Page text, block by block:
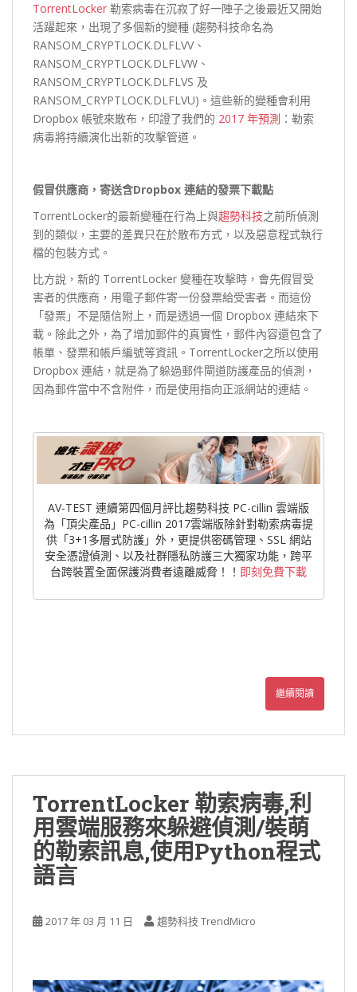
TorrentLocker 勒索病毒在沉寂了好一陣子之後最近又開始
活躍起來，出現了多個新的變種 (趨勢科技命名為
RANSOM_CRYPTLOCK.DLFLVV、
RANSOM_CRYPTLOCK.DLFLVW、
RANSOM_CRYPTLOCK.DLFLVS 及
RANSOM_CRYPTLOCK.DLFLVU)。這些新的變種會利用
Dropbox 帳號來散布，印證了我們的 2017 年預測 ：勒索
病毒將持續演化出新的攻擊管道。
假冒供應商，寄送含Dropbox 連結的發票下載點
TorrentLocker的最新變種在行為上與趨勢科技之前所偵測
到的類似，主要的差異只在於散布方式，以及惡意程式執行
檔的包裝方式。
比方說，新的 TorrentLocker 變種在攻擊時，會先假冒受
害者的供應商，用電子郵件寄一份發票給受害者。而這份
「發票」不是隨信附上，而是透過一個 Dropbox 連結來下
載。除此之外，為了增加郵件的真實性，郵件內容還包含了
帳單、發票和帳戶編號等資訊。TorrentLocker之所以使用
Dropbox 連結，就是為了躲過郵件閘道防護產品的偵測，
因為郵件當中不含附件，而是使用指向正派網站的連結。
AV-TEST 連續第四個月評比趨勢科技 PC-cillin 雲端版
為「頂尖產品」PC-cillin 2017雲端版除針對勒索病毒提
供「3+1多層式防護」外，更提供密碼管理、SSL 網站
安全憑證偵測、以及社群隱私防護三大獨家功能，跨平
台跨裝置全面保護消費者遠離威脅！！ 即刻免費下載
繼續閱讀
TorrentLocker 勒索病毒,利
用雲端服務來躲避偵測/裝萌
的勒索訊息,使用Python程式
語言
2017 年 03 月 11 日 趨勢科技 TrendMicro